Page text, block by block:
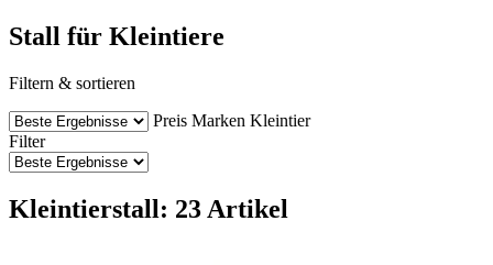
Stall für Kleintiere
Filtern & sortieren
Preis Marken Kleintier
Filter
Kleintierstall: 23 Artikel